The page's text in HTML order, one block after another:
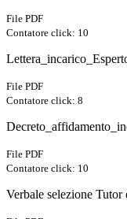
File PDF
Contatore click: 10
File PDF
Contatore click: 8
File PDF
Contatore click: 10
Verbale selezione